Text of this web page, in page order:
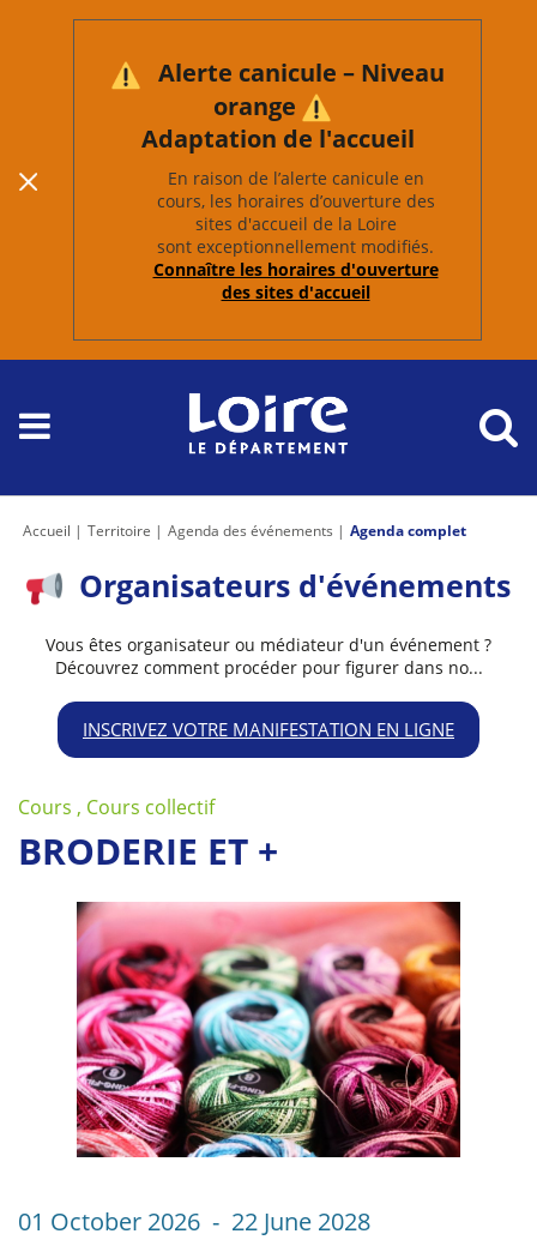
Alerte canicule – Niveau
orange
Adaptation de l'accueil
En raison de l’alerte canicule en
cours, les horaires d’ouverture des
sites d'accueil de la Loire
sont exceptionnellement modifiés.
Connaître les horaires d'ouverture
des sites d'accueil
Accueil Territoire Agenda des événements Agenda complet
Organisateurs d'événements
Vous êtes organisateur ou médiateur d'un événement ?
Découvrez comment procéder pour figurer dans no...
INSCRIVEZ VOTRE MANIFESTATION EN LIGNE
Cours , Cours collectif
BRODERIE ET +
01 October 2026 - 22 June 2028